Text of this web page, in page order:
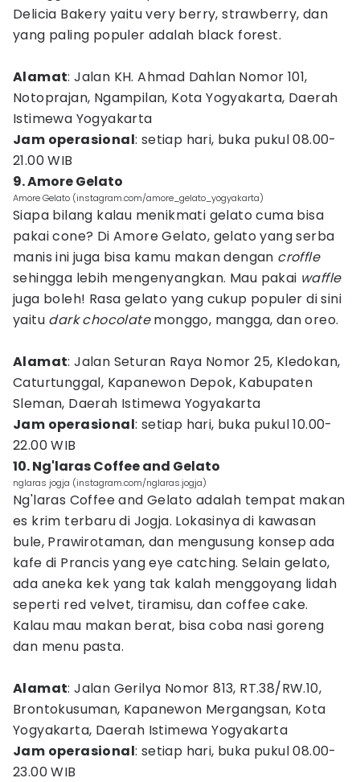
Delicia Bakery yaitu very berry, strawberry, dan
yang paling populer adalah black forest.
Alamat: Jalan KH. Ahmad Dahlan Nomor 101,
Notoprajan, Ngampilan, Kota Yogyakarta, Daerah
Istimewa Yogyakarta
Jam operasional: setiap hari, buka pukul 08.00-
21.00 WIB
9. Amore Gelato
Amore Gelato (instagram.com/amore_gelato_yogyakarta)
Siapa bilang kalau menikmati gelato cuma bisa
pakai cone? Di Amore Gelato, gelato yang serba
manis ini juga bisa kamu makan dengan croffle
sehingga lebih mengenyangkan. Mau pakai waffle
juga boleh! Rasa gelato yang cukup populer di sini
yaitu dark chocolatemonggo, mangga, dan oreo.
Alamat: Jalan Seturan Raya Nomor 25, Kledokan,
Caturtunggal, Kapanewon Depok, Kabupaten
Sleman, Daerah Istimewa Yogyakarta
Jam operasional: setiap hari, buka pukul 10.00-
22.00 WIB
10. Ng'laras Coffee and Gelato
nglaras jogja (instagram.com/nglaras.jogja)
Ng'laras Coffee and Gelato adalah tempat makan
es krim terbaru di Jogja. Lokasinya di kawasan
bule, Prawirotaman, dan mengusung konsep ada
kafe di Prancis yang eye catching. Selain gelato,
ada aneka kek yang tak kalah menggoyang lidah
seperti red velvet, tiramisu, dan coffee cake.
Kalau mau makan berat, bisa coba nasi goreng
dan menu pasta.
Alamat: Jalan Gerilya Nomor 813, RT.38/RW.10,
Brontokusuman, Kapanewon Mergangsan, Kota
Yogyakarta, Daerah Istimewa Yogyakarta
Jam operasional: setiap hari, buka pukul 08.00-
23.00 WIB